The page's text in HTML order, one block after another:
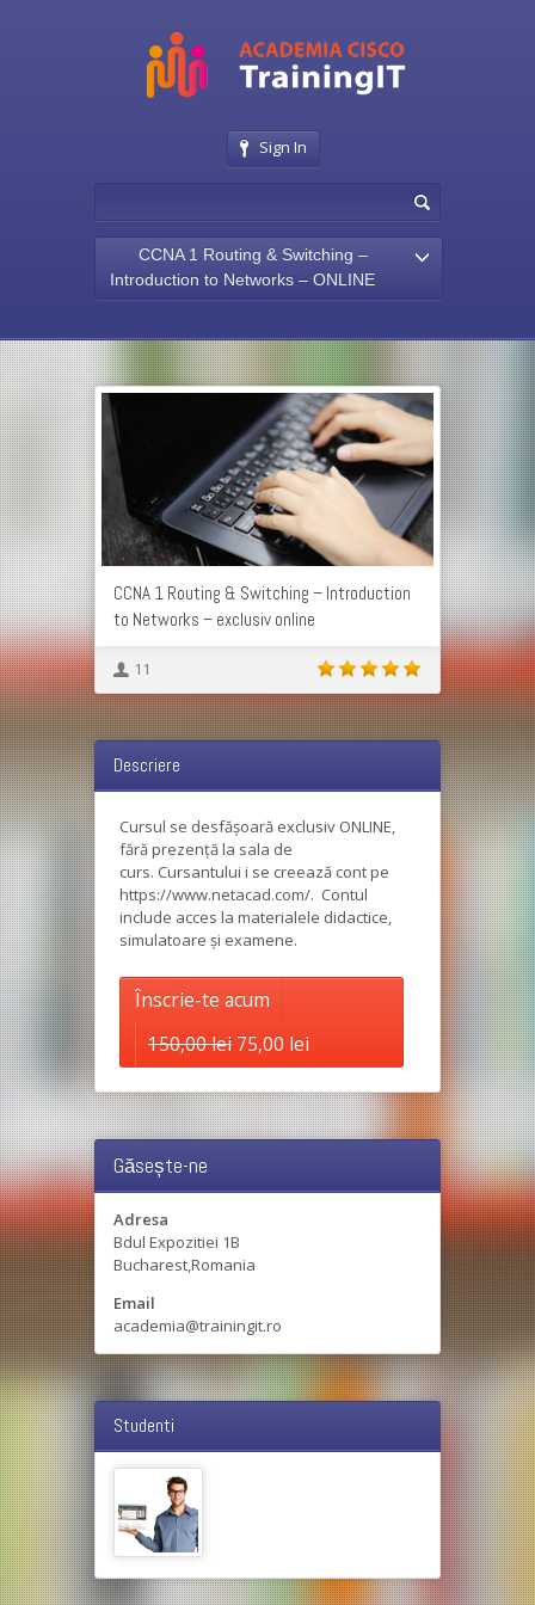
Sign In
CCNA 1 Routing & Switching –
Introduction to Networks – ONLINE
CCNA 1 Routing & Switching – Introduction
to Networks – exclusiv online
11
Descriere
Cursul se desfășoară exclusiv ONLINE,
fără prezență la sala de
curs. Cursantului i se creează cont pe
https://www.netacad.com/. Contul
include acces la materialele didactice,
simulatoare și examene.
Înscrie-te acum
150,00lei Prețul inițial a fost: 150,00 lei.
75,00 lei Prețul curent este: 75,00
Găsește-ne
Adresa
Bdul Expozitiei 1B
Bucharest,Romania
Email
academia@trainingit.ro
Studenti